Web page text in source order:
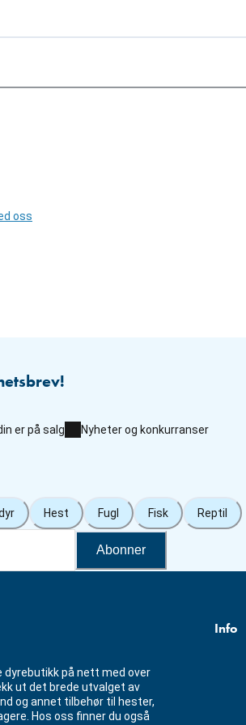
oss
er på salg Nyheter og konkurranser
Hest Fugl Fisk Reptil
Abonner
dyrebutikk på nett med over
ut det brede utvalget av
og annet tilbehør til hester,
Hos oss finner du også
Info